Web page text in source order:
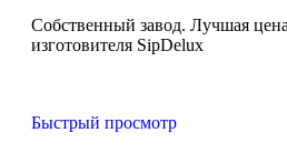
Собственный завод. Лучшая цена
изготовителя SipDelux
Быстрый просмотр